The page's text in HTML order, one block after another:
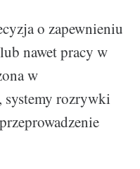
o zapewnieniu
nawet pracy w
w
systemy rozrywki